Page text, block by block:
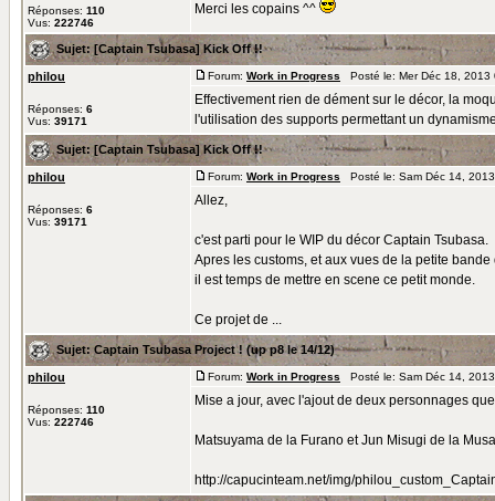
Réponses: 110
Vus: 222746
Merci les copains ^^
Sujet: [Captain Tsubasa] Kick Off !!
philou
Réponses: 6
Vus: 39171
Forum: Work in Progress Posté le: Mer Déc 18,
Effectivement rien de dément sur le décor, la
l'utilisation des supports permettant un
Sujet: [Captain Tsubasa] Kick Off !!
philou
Réponses: 6
Vus: 39171
Forum: Work in Progress Posté le: Sam Déc 14,
Allez,
c'est parti pour le WIP du décor Captain Tsubasa.
Apres les customs, et aux vues de la petite
il est temps de mettre en scene ce petit monde.
Ce projet de ...
Sujet: Captain Tsubasa Project ! (up p8 le 14/12)
philou
Réponses: 110
Vus: 222746
Forum: Work in Progress Posté le: Sam Déc 14,
Mise a jour, avec l'ajout de deux personnages
Matsuyama de la Furano et Jun Misugi de la
http://capucinteam.net/img/